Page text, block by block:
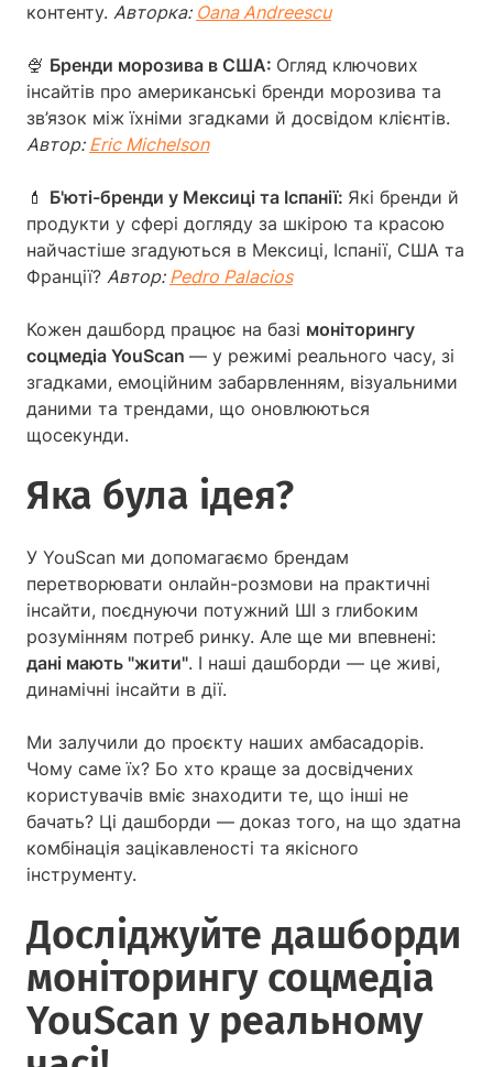
контенту. Авторка: Oana Andreescu
🍨 Бренди морозива в США: Огляд ключових
інсайтів про американські бренди морозива та
зв’язок між їхніми згадками й досвідом клієнтів.
Автор: Eric Michelson
💄 Б'юті-бренди у Мексиці та Іспанії: Які бренди й
продукти у сфері догляду за шкірою та красою
найчастіше згадуються в Мексиці, Іспанії, США та
Франції? Автор: Pedro Palacios
Кожен дашборд працює на базі моніторингу
соцмедіа YouScan — у режимі реального часу, зі
згадками, емоційним забарвленням, візуальними
даними та трендами, що оновлюються
щосекунди.
Яка була ідея?
У YouScan ми допомагаємо брендам
перетворювати онлайн-розмови на практичні
інсайти, поєднуючи потужний ШІ з глибоким
розумінням потреб ринку. Але ще ми впевнені:
дані мають "жити". І наші дашборди — це живі,
динамічні інсайти в дії.
Ми залучили до проєкту наших амбасадорів.
Чому саме їх? Бо хто краще за досвідчених
користувачів вміє знаходити те, що інші не
бачать? Ці дашборди — доказ того, на що здатна
комбінація зацікавленості та якісного
інструменту.
Досліджуйте дашборди
моніторингу соцмедіа
YouScan у реальному